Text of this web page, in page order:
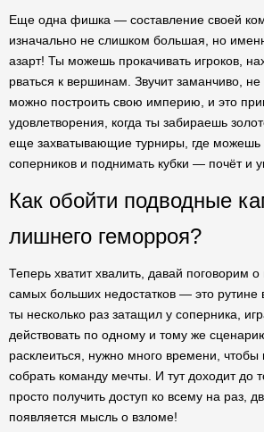
Еще одна фишка — составление своей
изначально не слишком большая, но
азарт! Ты можешь прокачивать игроков,
рваться к вершинам. Звучит заманчиво,
можно построить свою империю, и это
удовлетворения, когда ты забираешь
еще захватывающие турниры, где можешь
соперников и поднимать кубки — почёт и
Как обойти подводные
лишнего геморроя?
Теперь хватит хвалить, давай поговорим
самых больших недостатков — это рутине
ты несколько раз затащил у соперника,
действовать по одному и тому же
расклеиться, нужно много времени, чтобы
собрать команду мечты. И тут доходит до
просто получить доступ ко всему на раз,
появляется мысль о взломе!